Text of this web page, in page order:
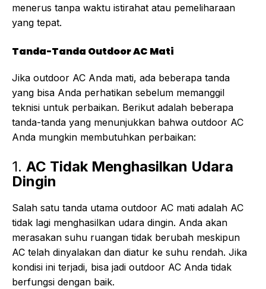
menerus tanpa waktu istirahat atau pemeliharaan
yang tepat.
Tanda-Tanda Outdoor AC Mati
Jika outdoor AC Anda mati, ada beberapa tanda
yang bisa Anda perhatikan sebelum memanggil
teknisi untuk perbaikan. Berikut adalah beberapa
tanda-tanda yang menunjukkan bahwa outdoor AC
Anda mungkin membutuhkan perbaikan:
1. AC Tidak Menghasilkan Udara
Dingin
Salah satu tanda utama outdoor AC mati adalah AC
tidak lagi menghasilkan udara dingin. Anda akan
merasakan suhu ruangan tidak berubah meskipun
AC telah dinyalakan dan diatur ke suhu rendah. Jika
kondisi ini terjadi, bisa jadi outdoor AC Anda tidak
berfungsi dengan baik.